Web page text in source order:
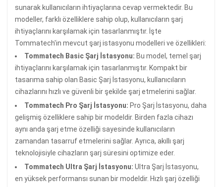
sunarak kullanıcıların ihtiyaçlarına cevap vermektedir. Bu
modeller, farklı özelliklere sahip olup, kullanıcıların şarj
ihtiyaçlarını karşılamak için tasarlanmıştır. İşte
Tommatech'in mevcut şarj istasyonu modelleri ve özellikleri:
Tommatech Basic Şarj İstasyonu: Bu model, temel şarj
ihtiyaçlarını karşılamak için tasarlanmıştır. Kompakt bir
tasarıma sahip olan Basic Şarj İstasyonu, kullanıcıların
cihazlarını hızlı ve güvenli bir şekilde şarj etmelerini sağlar.
Tommatech Pro Şarj İstasyonu: Pro Şarj İstasyonu, daha
gelişmiş özelliklere sahip bir modeldir. Birden fazla cihazı
aynı anda şarj etme özelliği sayesinde kullanıcıların
zamandan tasarruf etmelerini sağlar. Ayrıca, akıllı şarj
teknolojisiyle cihazların şarj süresini optimize eder.
Tommatech Ultra Şarj İstasyonu: Ultra Şarj İstasyonu,
en yüksek performansı sunan bir modeldir. Hızlı şarj özelliği